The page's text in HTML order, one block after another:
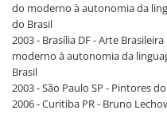
do moderno à autonomia da
do Brasil
2003 - Brasília DF - Arte
moderno à autonomia da
Brasil
2003 - São Paulo SP - Pintores
2006 - Curitiba PR - Bruno